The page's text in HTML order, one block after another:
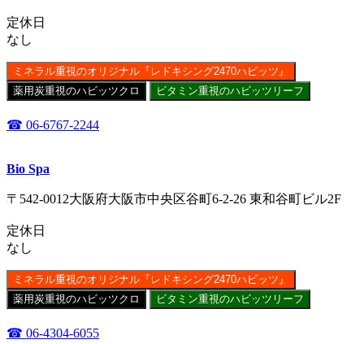
定休日
なし
ミネラル重視のオリジナル『レドキシング2470ハビッツ』
薬用炭重視のハビッツクロ
ビタミン重視のハビッツリーフ
☎ 06-6767-2244
Bio Spa
〒542-0012大阪府大阪市中央区谷町6-2-26 東和谷町ビル2F
定休日
なし
ミネラル重視のオリジナル『レドキシング2470ハビッツ』
薬用炭重視のハビッツクロ
ビタミン重視のハビッツリーフ
☎ 06-4304-6055